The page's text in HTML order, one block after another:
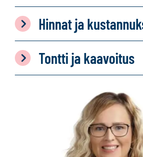
Hinnat ja
Tontti ja kaavoitus